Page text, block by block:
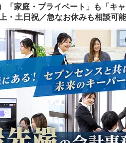
「家庭・プライベート」も「キ
・土日祝／急なお休みも相談可能